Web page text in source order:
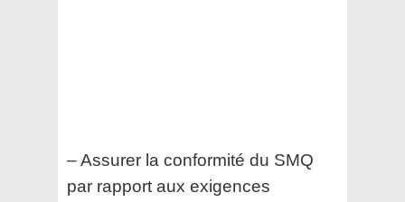
– Assurer la conformité du SMQ
par rapport aux exigences